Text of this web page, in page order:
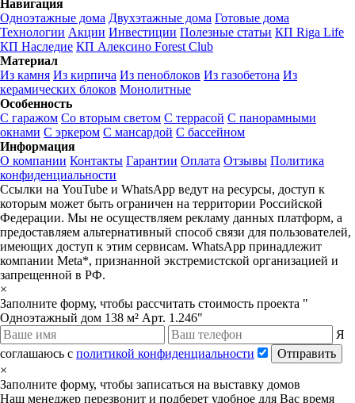
Навигация
Одноэтажные дома Двухэтажные дома Готовые дома
Технологии Акции Инвестиции Полезные статьи КП Riga Life
КП Наследие КП Алексино Forest Club
Материал
Из камня Из кирпича Из пеноблоков Из газобетона Из
керамических блоков Монолитные
Особенность
С гаражом Со вторым светом С террасой С панорамными
окнами С эркером С мансардой С бассейном
Информация
О компании Контакты Гарантии Оплата Отзывы Политика
конфиденциальности
Ссылки на YouTube и WhatsApp ведут на ресурсы, доступ к
которым может быть ограничен на территории Российской
Федерации. Мы не осуществляем рекламу данных платформ, а
предоставляем альтернативный способ связи для пользователей,
имеющих доступ к этим сервисам. WhatsApp принадлежит
компании Meta*, признанной экстремистской организацией и
запрещенной в РФ.
×
Заполните форму, чтобы рассчитать стоимость проекта "
Одноэтажный дом 138 м² Арт. 1.246"
Я
соглашаюсь с политикой конфиденциальности
Отправить
×
Заполните форму, чтобы записаться на выставку домов
Наш менеджер перезвонит и подберет удобное для Вас время